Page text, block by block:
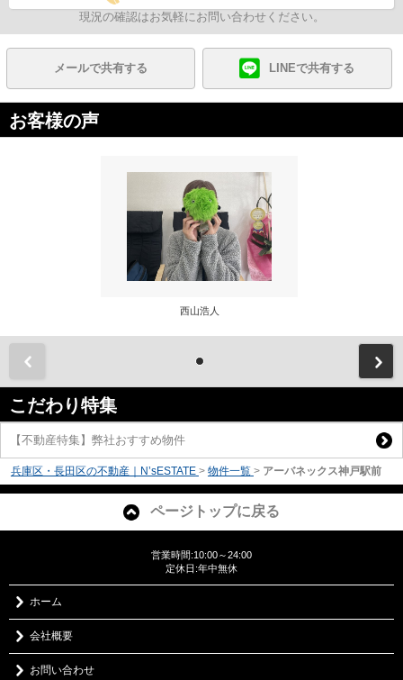
現況の確認はお気軽にお問い合わせください。
メールで共有する LINEで共有する
お客様の声
西山浩人
こだわり特集
【不動産特集】弊社おすすめ物件
兵庫区・長田区の不動産｜N’sESTATE > 物件一覧 > アーバネックス神戸駅前
ページトップに戻る
営業時間:10:00～24:00
定休日:年中無休
ホーム
会社概要
お問い合わせ